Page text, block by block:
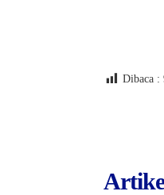
Dibaca :